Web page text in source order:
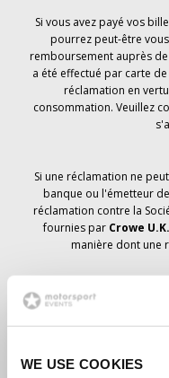
WE USE COOKIES
Si vous avez payé vos
pourrez peut-être
remboursement auprès
a été effectué par carte
réclamation en
consommation. Veuillez
Si une réclamation ne
banque ou l'émetteur
réclamation contre la
fournies par Crowe
manière dont une
Si vous avez
avez
commande de billets,
prévu que vous recevrez
fournisseurs pour